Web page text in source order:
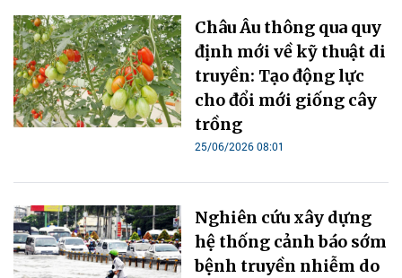
Châu Âu thông qua quy
định mới về kỹ thuật di
truyền: Tạo động lực
cho đổi mới giống cây
trồng
25/06/2026 08:01
Nghiên cứu xây dựng
hệ thống cảnh báo sớm
bệnh truyền nhiễm do